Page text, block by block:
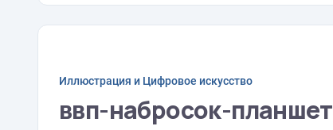
Иллюстрация и Цифровое искусство
ввп-набросок-планшет